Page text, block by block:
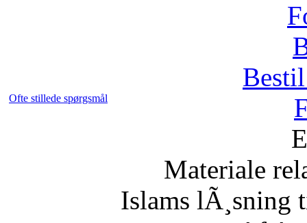
Ofte stillede spørgsmål
Materiale
Islams lÃ¸sning